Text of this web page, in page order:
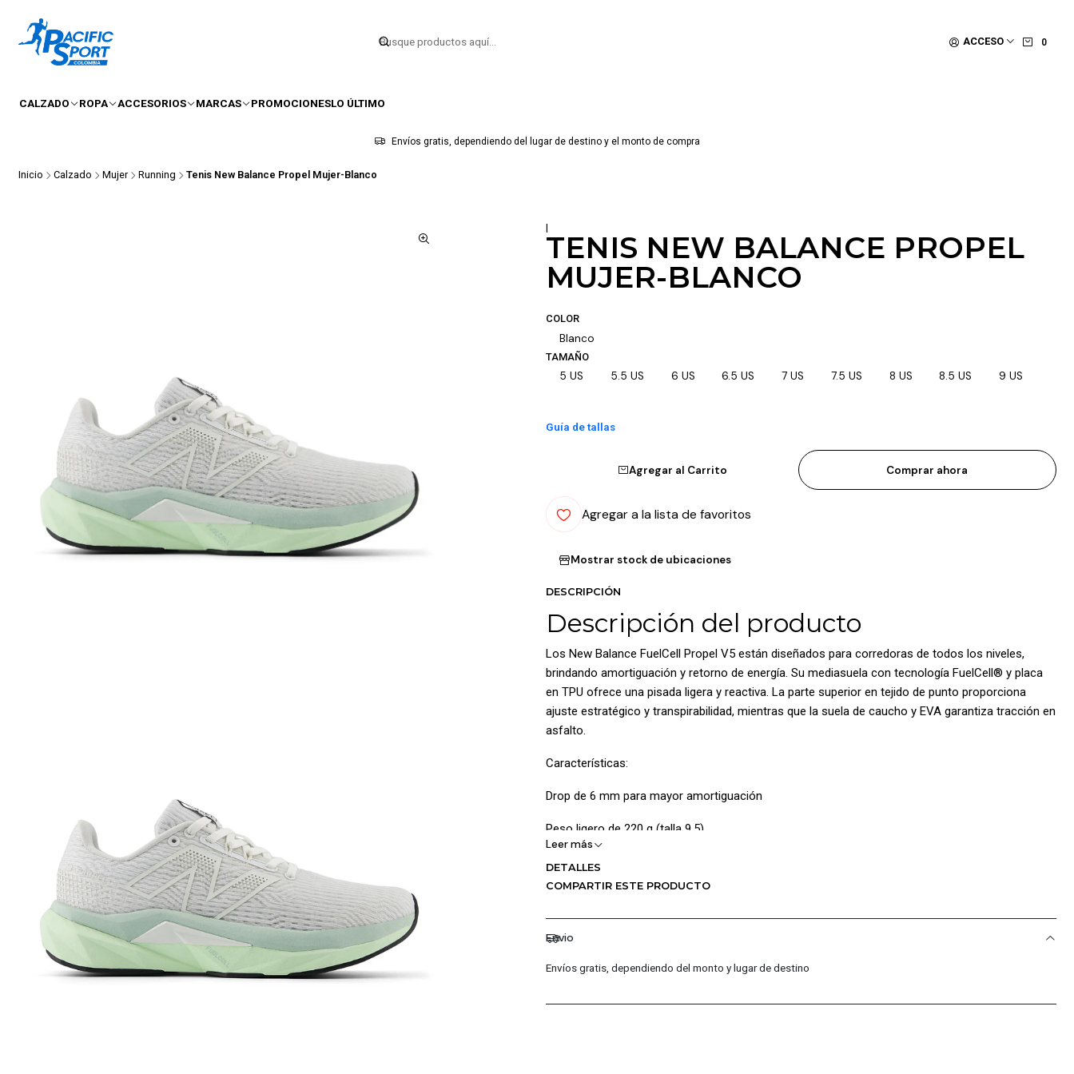
ACCESO 0
CALZADO ROPA ACCESORIOS MARCAS PROMOCIONESLO ÚLTIMO
Envíos gratis, dependiendo del lugar de destino y el monto de compra
Inicio Calzado Mujer Running Tenis New Balance Propel Mujer-Blanco
|
TENIS NEW BALANCE PROPEL
MUJER-BLANCO
COLOR
Blanco
TAMAÑO
5 US 5.5 US 6 US 6.5 US 7 US 7.5 US 8 US 8.5 US 9 US
Guía de tallas
Agregar al Carrito Comprar ahora
Agregar a la lista de favoritos
Mostrar stock de ubicaciones
DESCRIPCIÓN
Descripción del producto
Los New Balance FuelCell Propel V5 están diseñados para corredoras de todos los niveles,
brindando amortiguación y retorno de energía. Su mediasuela con tecnología FuelCell® y placa
en TPU ofrece una pisada ligera y reactiva. La parte superior en tejido de punto proporciona
ajuste estratégico y transpirabilidad, mientras que la suela de caucho y EVA garantiza tracción en
asfalto.
Características:
Drop de 6 mm para mayor amortiguación
Peso ligero de 220 g (talla 9.5)
Diseño versátil para entrenamientos y competencias
Composición:
Leer más
DETALLES
COMPARTIR ESTE PRODUCTO
Envio
Envíos gratis, dependiendo del monto y lugar de destino